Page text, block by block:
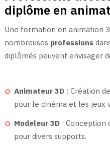
diplôme en
Une formation en animation
nombreuses professions
diplômés peuvent envisager
Animateur 3D : Création
pour le cinéma et les jeux
Modeleur 3D : Conception
pour divers supports.